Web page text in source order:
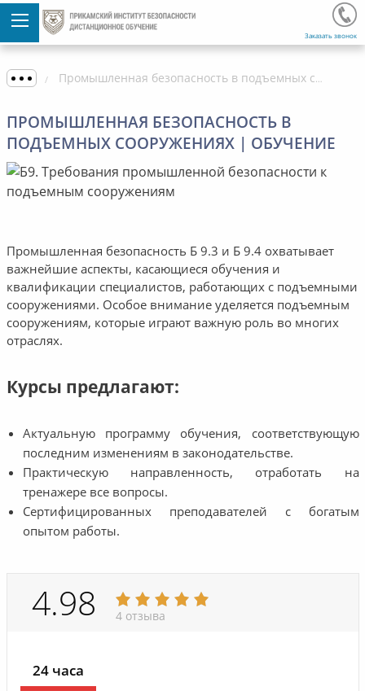
Заказать звонок
Промышленная безопасность в подъемных сооружениях | Обучение
ПРОМЫШЛЕННАЯ БЕЗОПАСНОСТЬ В
ПОДЪЕМНЫХ СООРУЖЕНИЯХ | ОБУЧЕНИЕ
Промышленная безопасность Б 9.3 и Б 9.4 охватывает
важнейшие аспекты, касающиеся обучения и
квалификации специалистов, работающих с подъемными
сооружениями. Особое внимание уделяется подъемным
сооружениям, которые играют важную роль во многих
отраслях.
Курсы предлагают:
Актуальную программу обучения, соответствующую
последним изменениям в законодательстве.
Практическую направленность, отработать на
тренажере все вопросы.
Сертифицированных преподавателей с богатым
опытом работы.
4.98 4 отзыва
24 часа